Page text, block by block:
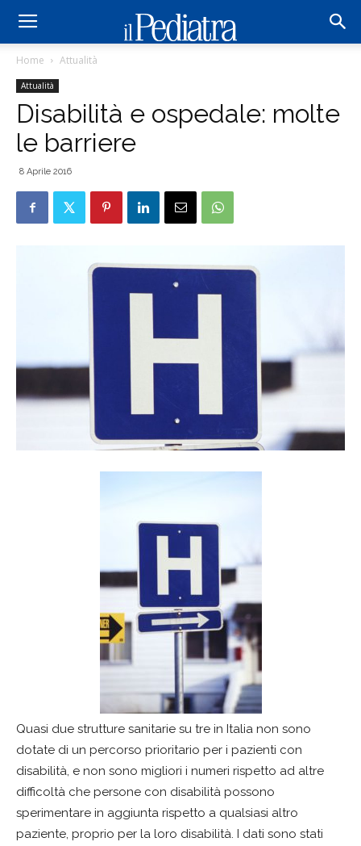
Home Attualità
Attualità
Disabilità e ospedale: molte
le barriere
8 Aprile 2016
Quasi due strutture sanitarie su tre in Italia non sono
dotate di un percorso prioritario per i pazienti con
disabilità, e non sono migliori i numeri rispetto ad altre
difficoltà che persone con disabilità possono
sperimentare in aggiunta rispetto a qualsiasi altro
paziente, proprio per la loro disabilità. I dati sono stati